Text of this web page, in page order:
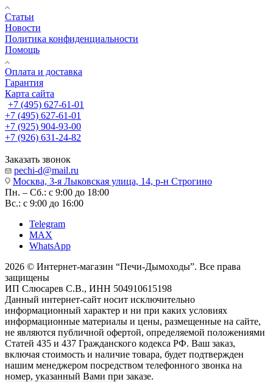
Статьи
Новости
Политика конфиденциальности
Помощь
Оплата и доставка
Гарантия
Карта сайта
+7 (495) 627-61-01
+7 (495) 627-61-01
+7 (925) 904-93-00
+7 (926) 631-24-82
Заказать звонок
pechi-d@mail.ru
Москва, 3-я Лыковская улица, 14, р-н Строгино
Пн. – Сб.: с 9:00 до 18:00
Вс.: с 9:00 до 16:00
Telegram
MAX
WhatsApp
2026 © Интернет-магазин “Печи-Дымоходы”. Все права
защищены
ИП Слюсарев С.В., ИНН 504910615198
Данный интернет-сайт носит исключительно
информационный характер и ни при каких условиях
информационные материалы и цены, размещенные на сайте,
не являются публичной офертой, определяемой положениями
Статей 435 и 437 Гражданского кодекса РФ. Ваш заказ,
включая стоимость и наличие товара, будет подтвержден
нашим менеджером посредством телефонного звонка на
номер, указанный Вами при заказе.